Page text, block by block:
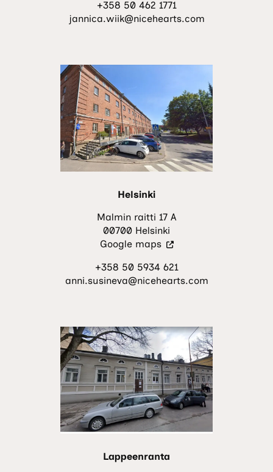
sivustolla.
Linkki
välilehteen.)
+358 50 462 1771
jannica.wiik@nicehearts.com
Helsinki
Malmin raitti 17 A
00700 Helsinki
Google maps(Vieraile
sivustolla.
Linkki
välilehteen.)
+358 50 5934 621
anni.susineva@nicehearts.com
Lappeenranta